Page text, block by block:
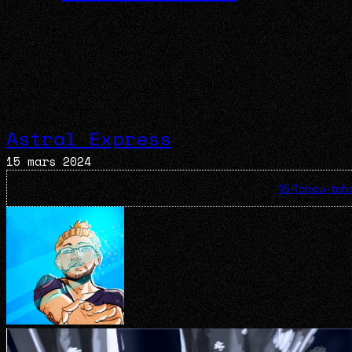
Astral Express
15 mars 2024
15-Tchou-